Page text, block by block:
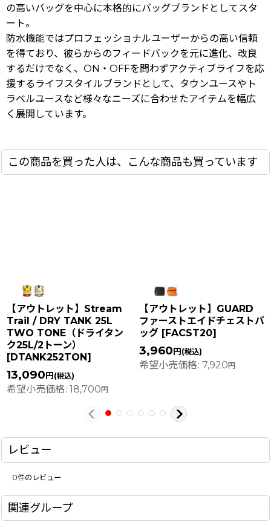
の高いバッグを中心に本格的にバッグブランドとしてスタ
ート。
防水機能ではプロフェッショナルユーザーからの高い信頼
を得ており、彼らからのフィードバックを元に進化、改良
するだけでなく、ON・OFFを問わずアクティブライフを応
援するライフスタイルブランドとして、タウンユースやト
ラベルユースなど様々なニーズに合わせたアイテムを幅広
く展開しています。
この商品を買った人は、こんな商品も買っています
【アウトレット】Stream
Trail / DRY TANK 25L
TWO TONE（ドライタン
ク25L/2トーン）
[DTANK252TON]
13,090円(税込)
希望小売価格: 18,700円
【アウトレット】GUARD
ファーストエイドチェストバ
ッグ [FACST20]
3,960円(税込)
希望小売価格: 7,920円
レビュー
0件のレビュー
関連グループ